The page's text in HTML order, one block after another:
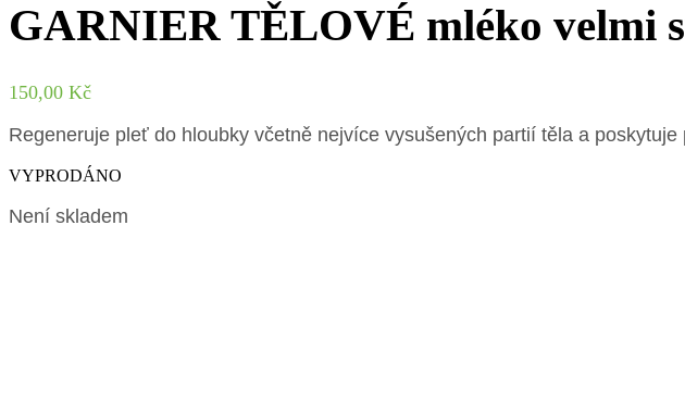
GARNIER TĚLOVÉ mléko velmi
150,00 Kč
Regeneruje pleť do hloubky včetně nejvíce vysušených partií těla a
VYPRODÁNO
Není skladem